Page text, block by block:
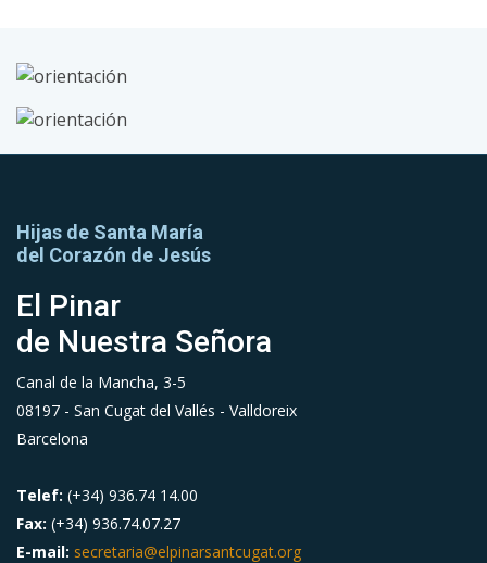
Hijas de Santa María
del Corazón de Jesús
El Pinar
de Nuestra Señora
Canal de la Mancha, 3-5
08197 - San Cugat del Vallés - Valldoreix
Barcelona
Telef: (+34) 936.74 14.00
Fax: (+34) 936.74.07.27
E-mail: secretaria@elpinarsantcugat.org